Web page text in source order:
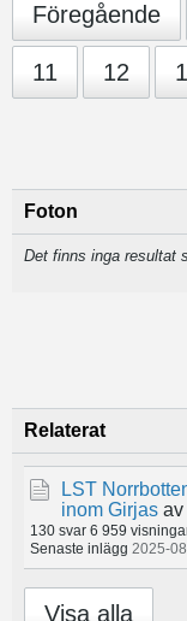
Föregående
11 12
Foton
Det finns inga resultat
Relaterat
LST
inom Girjas av
130 svar 6 959
Senaste inlägg 2025-
Visa alla